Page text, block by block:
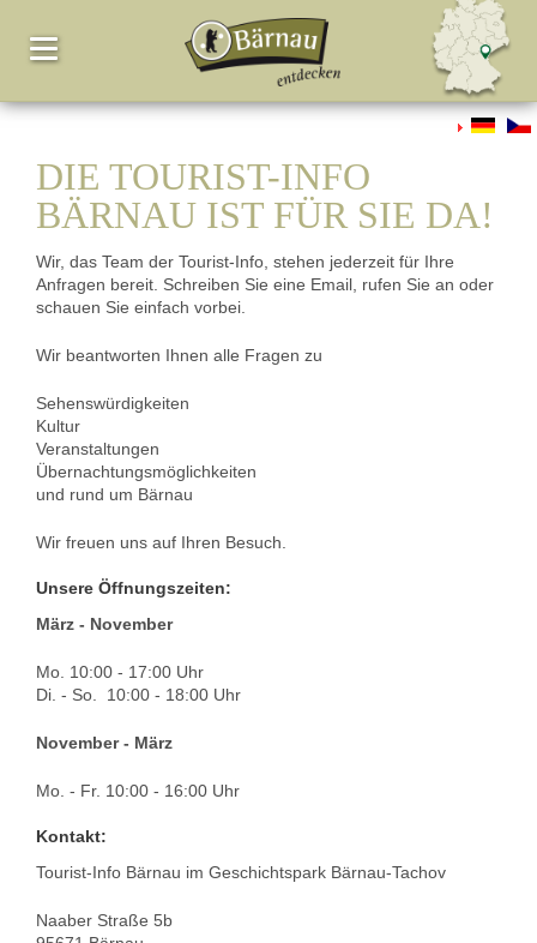
DIE TOURIST-INFO
BÄRNAU IST FÜR SIE DA!
Wir, das Team der Tourist-Info, stehen jederzeit für Ihre
Anfragen bereit. Schreiben Sie eine Email, rufen Sie an oder
schauen Sie einfach vorbei.
Wir beantworten Ihnen alle Fragen zu
Sehenswürdigkeiten
Kultur
Veranstaltungen
Übernachtungsmöglichkeiten
und rund um Bärnau
Wir freuen uns auf Ihren Besuch.
Unsere Öffnungszeiten:
März - November
Mo. 10:00 - 17:00 Uhr
Di. - So. 10:00 - 18:00 Uhr
November - März
Mo. - Fr. 10:00 - 16:00 Uhr
Kontakt:
Tourist-Info Bärnau im Geschichtspark Bärnau-Tachov
Naaber Straße 5b